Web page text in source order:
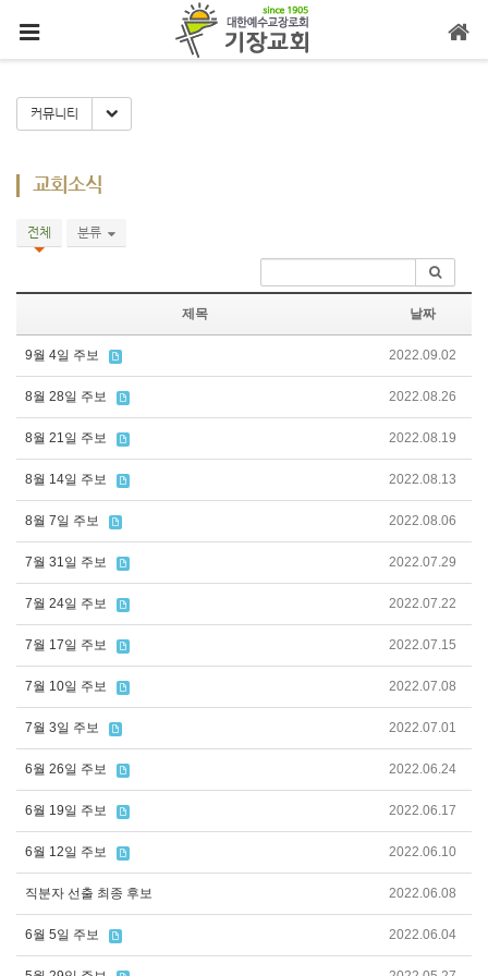
커뮤니티 Toggle Dropdown
교회소식
전체 분류
제목 날짜
9월 4일 주보 2022.09.02
8월 28일 주보 2022.08.26
8월 21일 주보 2022.08.19
8월 14일 주보 2022.08.13
8월 7일 주보 2022.08.06
7월 31일 주보 2022.07.29
7월 24일 주보 2022.07.22
7월 17일 주보 2022.07.15
7월 10일 주보 2022.07.08
7월 3일 주보 2022.07.01
6월 26일 주보 2022.06.24
6월 19일 주보 2022.06.17
6월 12일 주보 2022.06.10
직분자 선출 최종 후보 2022.06.08
6월 5일 주보 2022.06.04